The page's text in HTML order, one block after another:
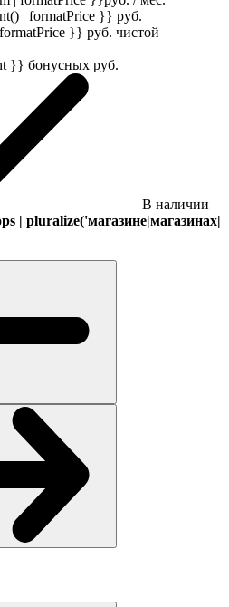
| formatPrice }} руб.
}} руб. чистой
}} бонусных руб.
В наличии
| pluralize('магазине|магазинах|